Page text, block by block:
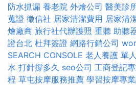
防水抓漏 養老院 外燴公司 醫美診
蒐證 徵信社 居家清潔費用 居家清
燴廠商 旅行社代辦護照 重聽 助聽
證台北 杜拜簽證 網路行銷公司
SEARCH CONSOLE 老人養護 單
水 打針撐多久 seo公司 工商登記
程 草屯按摩服務推薦 學習按摩專